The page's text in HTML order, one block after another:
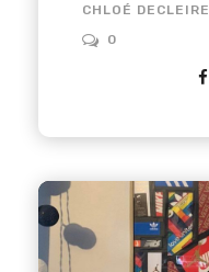
CHLOÉ DECLEIRE
0